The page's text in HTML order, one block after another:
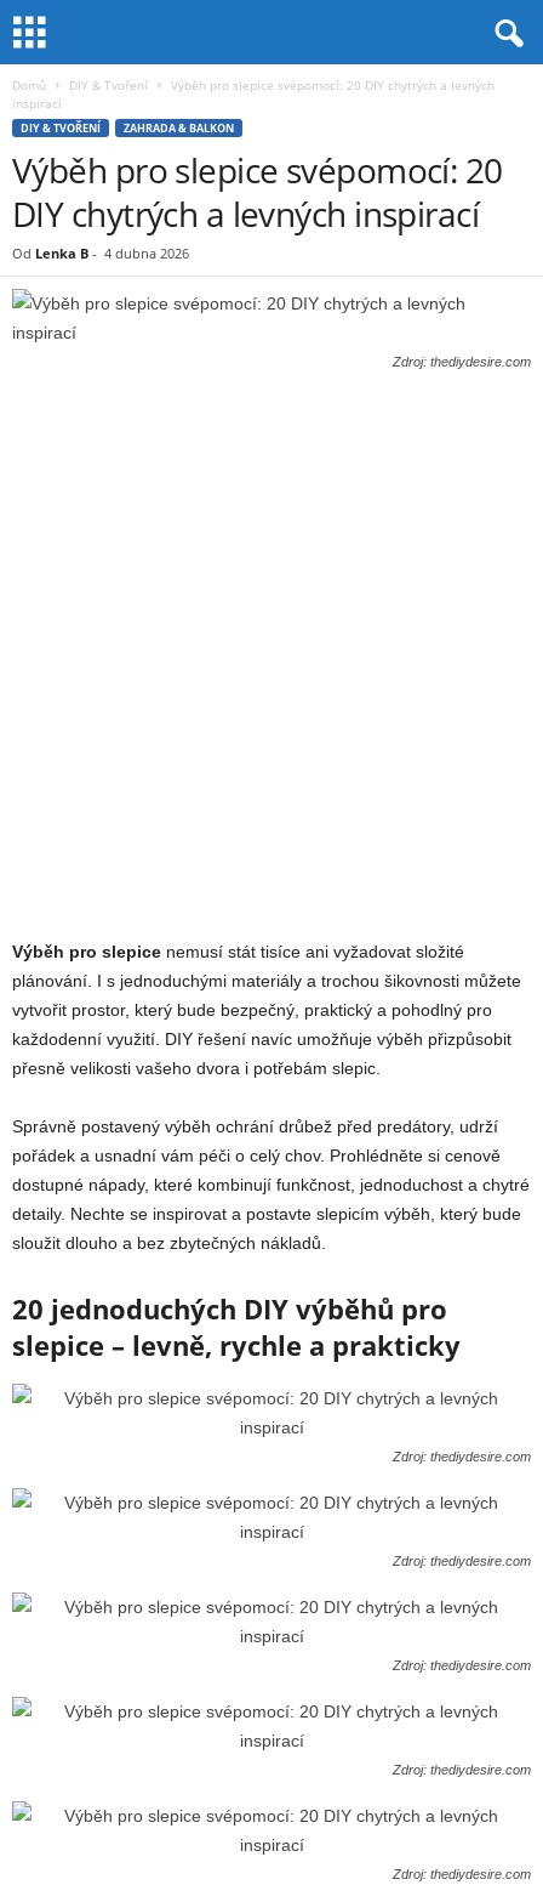
Domů DIY & Tvoření
Výběh pro slepice svépomocí: 20 DIY chytrých a levných
inspirací
DIY & TVOŘENÍ ZAHRADA & BALKON
Výběh pro slepice svépomocí: 20
DIY chytrých a levných inspirací
Od Lenka B - 4 dubna 2026
Zdroj: thediydesire.com
Výběh pro slepice nemusí stát tisíce ani vyžadovat složité
plánování. I s jednoduchými materiály a trochou šikovnosti můžete
vytvořit prostor, který bude bezpečný, praktický a pohodlný pro
každodenní využití. DIY řešení navíc umožňuje výběh přizpůsobit
přesně velikosti vašeho dvora i potřebám slepic.
Správně postavený výběh ochrání drůbež před predátory, udrží
pořádek a usnadní vám péči o celý chov. Prohlédněte si cenově
dostupné nápady, které kombinují funkčnost, jednoduchost a chytré
detaily. Nechte se inspirovat a postavte slepicím výběh, který bude
sloužit dlouho a bez zbytečných nákladů.
20 jednoduchých DIY výběhů pro
slepice – levně, rychle a prakticky
Zdroj: thediydesire.com
Zdroj: thediydesire.com
Zdroj: thediydesire.com
Zdroj: thediydesire.com
Zdroj: thediydesire.com